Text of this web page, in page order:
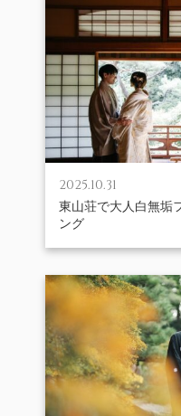
2025.10.31
東山荘で大人白無垢
ング